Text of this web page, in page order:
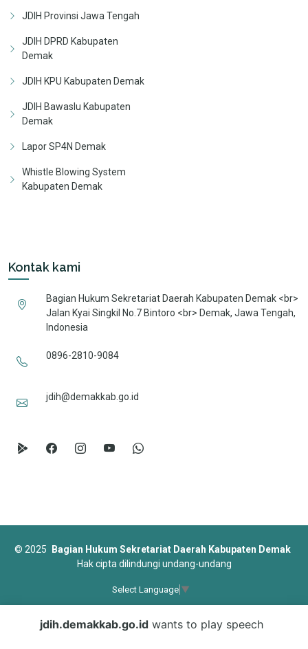
JDIH Provinsi Jawa Tengah
JDIH DPRD Kabupaten
Demak
JDIH KPU Kabupaten Demak
JDIH Bawaslu Kabupaten
Demak
Lapor SP4N Demak
Whistle Blowing System
Kabupaten Demak
Kontak kami
Bagian Hukum Sekretariat Daerah Kabupaten Demak <br>
Jalan Kyai Singkil No.7 Bintoro <br> Demak, Jawa Tengah,
Indonesia
0896-2810-9084
jdih@demakkab.go.id
© 2025
Bagian Hukum Sekretariat Daerah Kabupaten Demak
Hak cipta dilindungi undang-undang
Select Language ▼
jdih.demakkab.go.idwants to play speech